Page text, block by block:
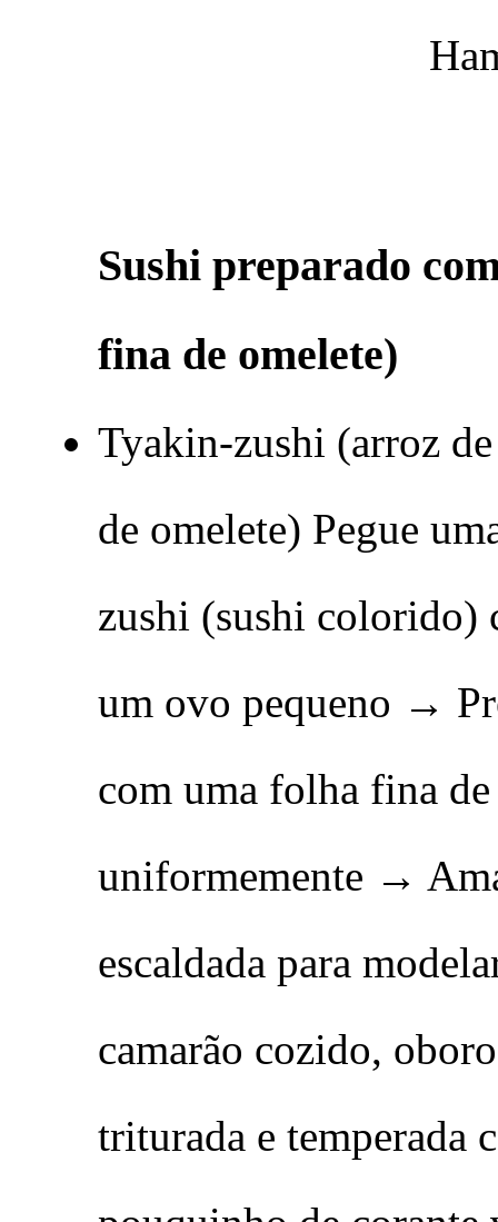
Sushi preparado
fina de omelete)
Tyakin-zushi (arroz
de omelete) Pegue
zushi (sushi colorido)
um ovo pequeno →
com uma folha fina
uniformemente →
escaldada para
camarão cozido,
triturada e temperada